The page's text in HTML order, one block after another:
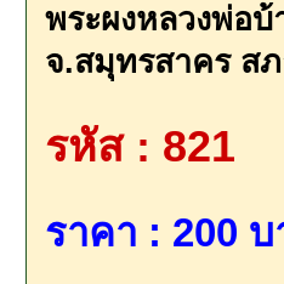
พระผงหลวงพ่อ
จ.สมุทรสาคร ส
รหัส : 821
ราคา : 200